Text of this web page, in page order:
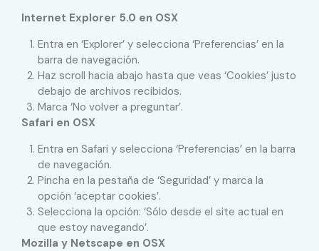
Internet Explorer 5.0 en OSX
Entra en ‘Explorer’ y selecciona ‘Preferencias’ en la
barra de navegación.
Haz scroll hacia abajo hasta que veas ‘Cookies’ justo
debajo de archivos recibidos.
Marca ‘No volver a preguntar’.
Safari en OSX
Entra en Safari y selecciona ‘Preferencias’ en la barra
de navegación.
Pincha en la pestaña de ‘Seguridad’ y marca la
opción ‘aceptar cookies’.
Selecciona la opción: ‘Sólo desde el site actual en
que estoy navegando’.
Mozilla y Netscape en OSX